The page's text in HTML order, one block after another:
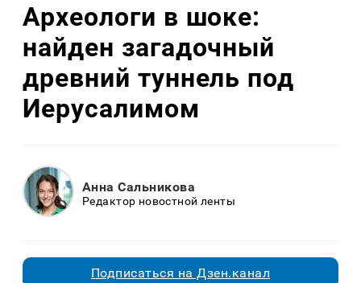
Археологи в шоке:
найден загадочный
древний туннель под
Иерусалимом
Анна Сальникова
Редактор новостной ленты
Подписаться на Дзен.канал